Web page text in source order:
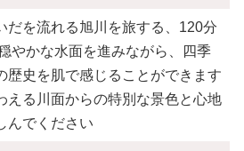
だを流れる旭川を旅する、120分
やかな水面を進みながら、四季
歴史を肌で感じることができます
える川面からの特別な景色と心地
んでください